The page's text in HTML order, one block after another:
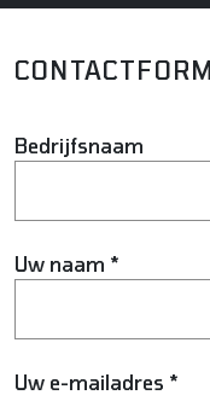
Bedrijfsnaam
Uw naam *
Uw e-mailadres *